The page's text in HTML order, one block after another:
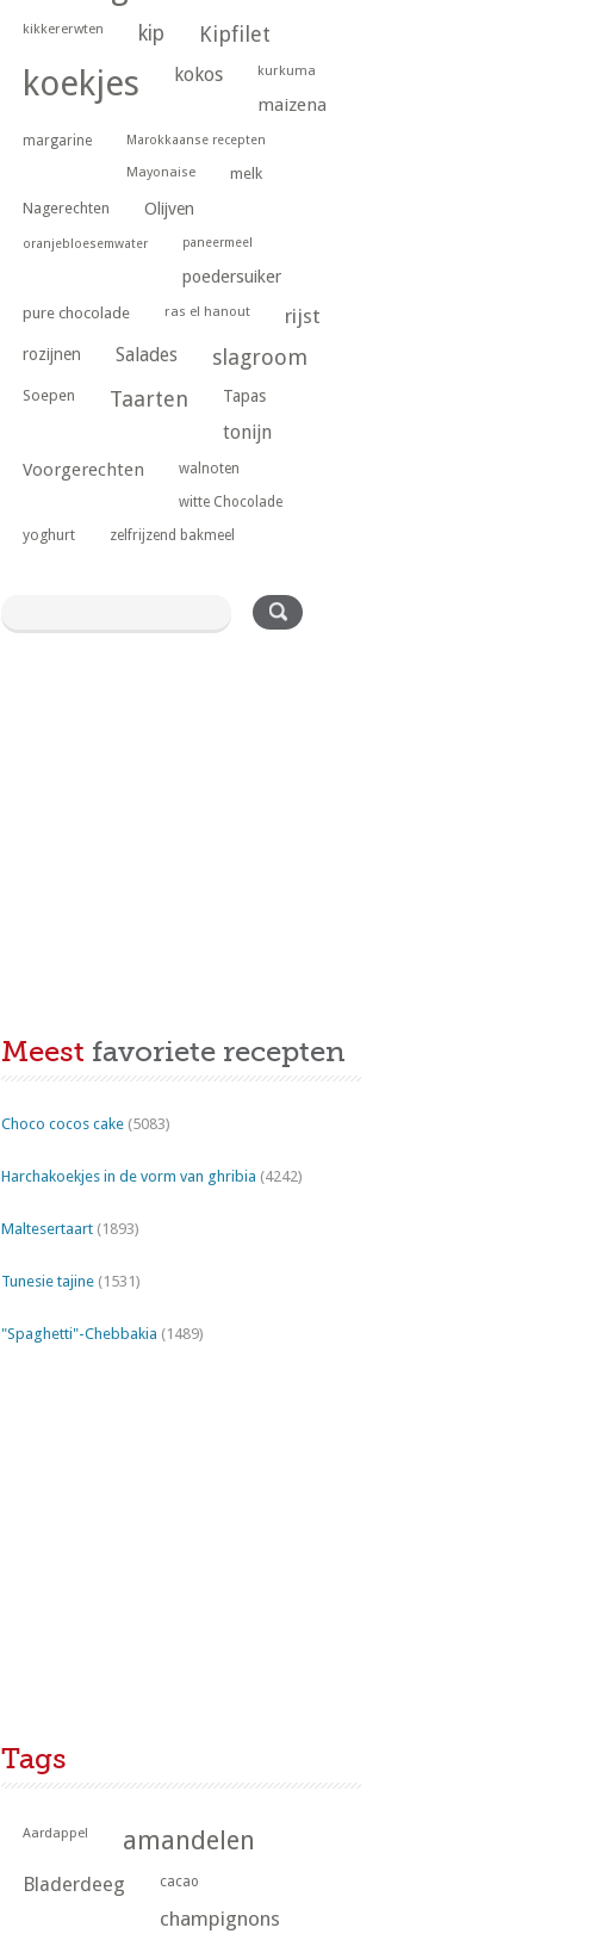
kikkererwten kip Kipfilet
koekjes kokos kurkuma
maizena
margarine Marokkaanse recepten
Mayonaise
melk
Nagerechten
Olijven
oranjebloesemwater paneermeel
poedersuiker
pure chocolade ras el hanout rijst
rozijnen Salades slagroom
Soepen Taarten Tapas
tonijn
Voorgerechten
walnoten
witte Chocolade
yoghurt zelfrijzend bakmeel
Meest favoriete recepten
Choco cocos cake (5083)
Harchakoekjes in de vorm van ghribia (4242)
Maltesertaart (1893)
Tunesie tajine (1531)
"Spaghetti"-Chebbakia (1489)
Tags
Aardappel amandelen
Bladerdeeg cacao
champignons